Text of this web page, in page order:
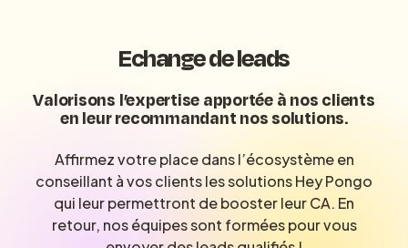
Echange de leads
Valorisons l’expertise apportée à nos clients
en leur recommandant nos solutions.
Affirmez votre place dans l’écosystème en
conseillant à vos clients les solutions Hey Pongo
qui leur permettront de booster leur CA. En
retour, nos équipes sont formées pour vous